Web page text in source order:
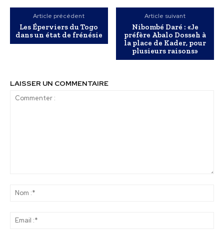
Article précédent
Les Éperviers du Togo
dans un état de frénésie
Article suivant
Nibombé Daré : «Je
préfère Abalo Dosseh à
la place de Kader, pour
plusieurs raisons»
LAISSER UN COMMENTAIRE